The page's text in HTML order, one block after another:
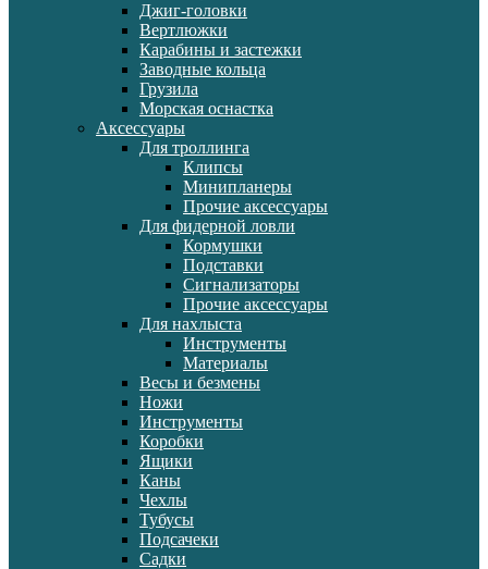
Джиг-головки
Вертлюжки
Карабины и застежки
Заводные кольца
Грузила
Морская оснастка
Аксессуары
Для троллинга
Клипсы
Минипланеры
Прочие аксессуары
Для фидерной ловли
Кормушки
Подставки
Сигнализаторы
Прочие аксессуары
Для нахлыста
Инструменты
Материалы
Весы и безмены
Ножи
Инструменты
Коробки
Ящики
Каны
Чехлы
Тубусы
Подсачеки
Садки